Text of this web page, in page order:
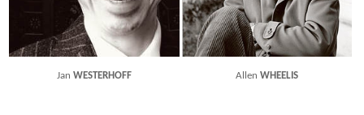
JanWESTERHOFF Allen WHEELIS